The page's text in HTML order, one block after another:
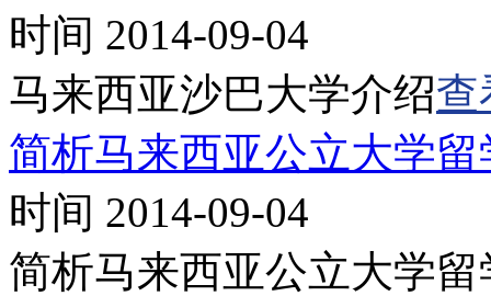
时间 2014-09-04
马来西亚沙巴大学介绍查
简析马来西亚公立大学
时间 2014-09-04
简析马来西亚公立大学